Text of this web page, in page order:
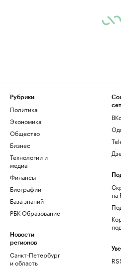
Рубрики
Политика
Экономика
Общество
Бизнес
Технологии и
медиа
Финансы
Биографии
База знаний
РБК Образование
Новости
регионов
Санкт-Петербург
и область
на